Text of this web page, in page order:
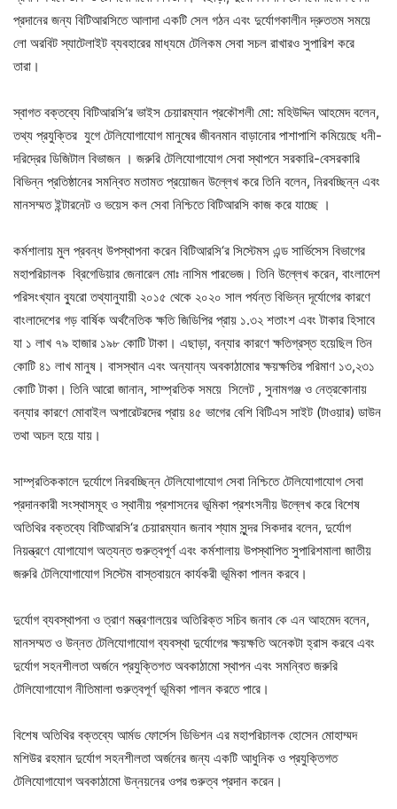
প্রদানের জন্য বিটিআরসিতে আলাদা একটি সেল গঠন এবং দুর্যোগকালীন দ্রুততম সময়ে
লো অরবিট স্যাটেলাইট ব্যবহারের মাধ্যমে টেলিকম সেবা সচল রাখারও সুপারিশ করে
তারা।
স্বাগত বক্তব্যে বিটিআরসি‘র ভাইস চেয়ারম্যান প্রকৌশলী মো: মহিউদ্দিন আহমেদ বলেন,
তথ্য প্রযুক্তির যুগে টেলিযোগাযোগ মানুষের জীবনমান বাড়ানোর পাশাপাশি কমিয়েছে ধনী-
দরিদ্রের ডিজিটাল বিভাজন । জরুরি টেলিযোগাযোগ সেবা স্থাপনে সরকারি-বেসরকারি
বিভিন্ন প্রতিষ্ঠানের সমন্বিত মতামত প্রয়োজন উল্লেখ করে তিনি বলেন, নিরবচ্ছিন্ন এবং
মানসম্মত ইন্টারনেট ও ভয়েস কল সেবা নিশ্চিতে বিটিআরসি কাজ করে যাচ্ছে ।
কর্মশালায় মুল প্রবন্ধ উপস্থাপনা করেন বিটিআরসি‘র সিস্টেমস এন্ড সার্ভিসেস বিভাগের
মহাপরিচালক ব্রিগেডিয়ার জেনারেল মোঃ নাসিম পারভেজ। তিনি উল্লেখ করেন, বাংলাদেশ
পরিসংখ্যান ব্যুরো তথ্যানুযায়ী ২০১৫ থেকে ২০২০ সাল পর্যন্ত বিভিন্ন দূর্যোগের কারণে
বাংলাদেশের গড় বার্ষিক অর্থনৈতিক ক্ষতি জিডিপির প্রায় ১.৩২ শতাংশ এবং টাকার হিসাবে
যা ১ লাখ ৭৯ হাজার ১৯৮ কোটি টাকা। এছাড়া, বন্যার কারণে ক্ষতিগ্রস্ত হয়েছিল তিন
কোটি ৪১ লাখ মানুষ। বাসস্থান এবং অন্যান্য অবকাঠামোর ক্ষয়ক্ষতির পরিমাণ ১৩,২৩১
কোটি টাকা। তিনি আরো জানান, সাম্প্রতিক সময়ে সিলেট , সুনামগঞ্জ ও নেত্রকোনায়
বন্যার কারণে মোবাইল অপারেটরদের প্রায় ৪৫ ভাগের বেশি বিটিএস সাইট (টাওয়ার) ডাউন
তথা অচল হয়ে যায়।
সাম্প্রতিককালে দুর্যোগে নিরবচ্ছিন্ন টেলিযোগাযোগ সেবা নিশ্চিতে টেলিযোগাযোগ সেবা
প্রদানকারী সংস্থাসমূহ ও স্থানীয় প্রশাসনের ভূমিকা প্রশংসনীয় উল্লেখ করে বিশেষ
অতিথির বক্তব্যে বিটিআরসি‘র চেয়ারম্যান জনাব শ্যাম সুন্দর সিকদার বলেন, দুর্যোগ
নিয়ন্ত্রণে যোগাযোগ অত্যন্ত গুরুত্বপূর্ণ এবং কর্মশালায় উপস্থাপিত সুপারিশমালা জাতীয়
জরুরি টেলিযোগাযোগ সিস্টেম বাস্তবায়নে কার্যকরী ভূমিকা পালন করবে।
দুর্যোগ ব্যবস্থাপনা ও ত্রাণ মন্ত্রণালয়ের অতিরিক্ত সচিব জনাব কে এন আহমেদ বলেন,
মানসম্মত ও উন্নত টেলিযোগাযোগ ব্যবস্থা দুর্যোগের ক্ষয়ক্ষতি অনেকটা হ্রাস করবে এবং
দুর্যোগ সহনশীলতা অর্জনে প্রযুক্তিগত অবকাঠামো স্থাপন এবং সমন্বিত জরুরি
টেলিযোগাযোগ নীতিমালা গুরুত্বপূর্ণ ভূমিকা পালন করতে পারে।
বিশেষ অতিথির বক্তব্যে আর্মড ফোর্সেস ডিভিশন এর মহাপরিচালক হোসেন মোহাম্মদ
মশিউর রহমান দুর্যোগ সহনশীলতা অর্জনের জন্য একটি আধুনিক ও প্রযুক্তিগত
টেলিযোগাযোগ অবকাঠামো উন্নয়নের ওপর গুরুত্ব প্রদান করেন।